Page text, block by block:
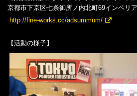
京都市下京区七条御所ノ内北町69インペリ
http://fine-works.cc/adsummum/
【活動の様子】